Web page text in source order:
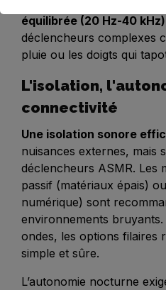
équilibrée (20 Hz-40
déclencheurs complexes
pluie ou les doigts qui
L'isolation,
connectivité
Une isolation sonore
nuisances externes, mais
déclencheurs ASMR. Les
passif (matériaux épais)
numérique) sont
environnements
ondes, les options filaires
simple et sûre.
L’autonomie nocturne